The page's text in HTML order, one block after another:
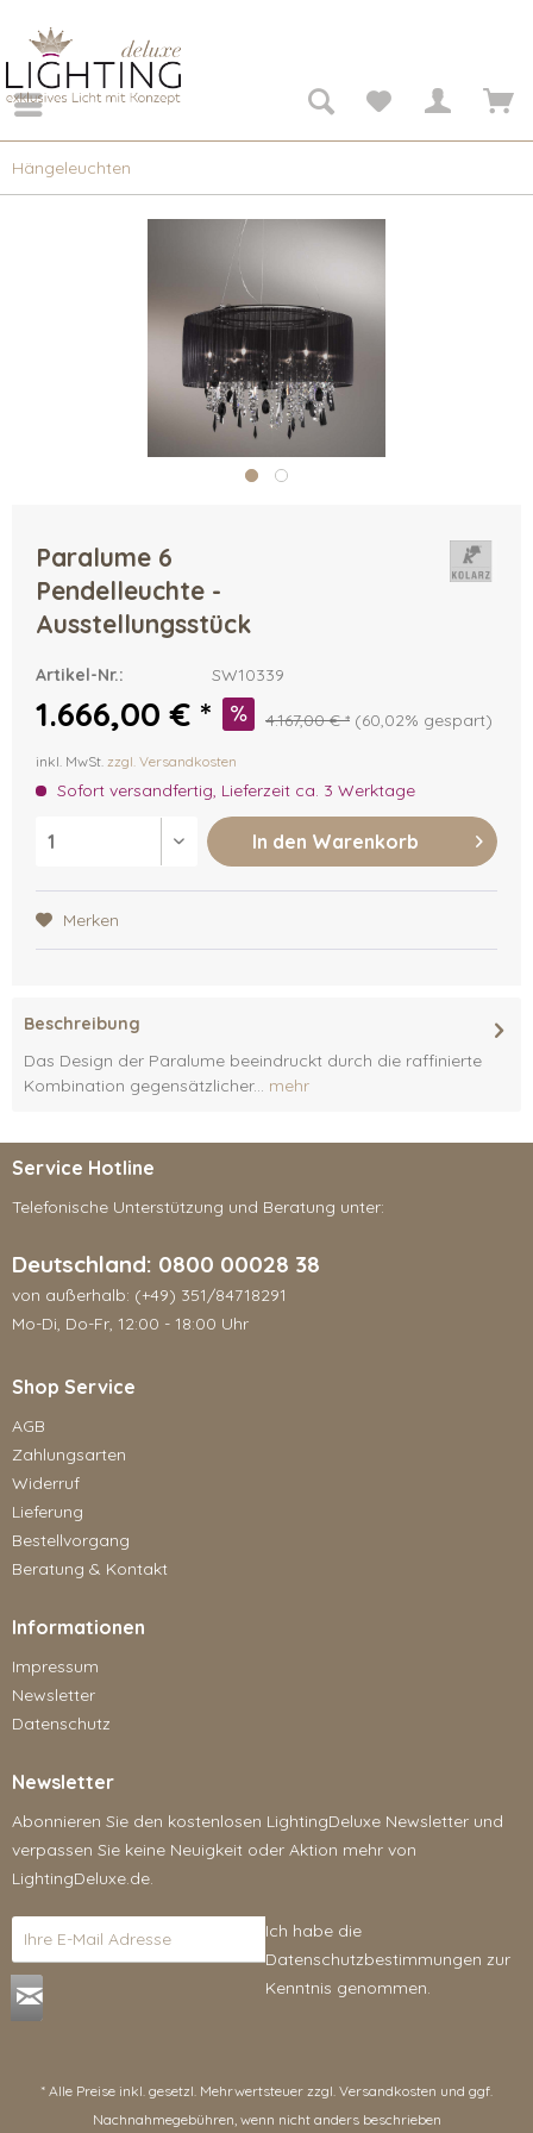
Hängeleuchten
Paralume 6
Pendelleuchte -
Ausstellungsstück
Artikel-Nr.: SW10339
1.666,00 € * 4.167,00 € * (60,02% gespart)
inkl. MwSt. zzgl. Versandkosten
Sofort versandfertig, Lieferzeit ca. 3 Werktage
In den Warenkorb
Merken
Beschreibung
Das Design der Paralume beeindruckt durch die raffinierte
Kombination gegensätzlicher... mehr
Service Hotline
Telefonische Unterstützung und Beratung unter:
Deutschland: 0800 00028 38
von außerhalb: (+49) 351/84718291
Mo-Di, Do-Fr, 12:00 - 18:00 Uhr
Shop Service
AGB
Zahlungsarten
Widerruf
Lieferung
Bestellvorgang
Beratung & Kontakt
Informationen
Impressum
Newsletter
Datenschutz
Newsletter
Abonnieren Sie den kostenlosen LightingDeluxe Newsletter und
verpassen Sie keine Neuigkeit oder Aktion mehr von
LightingDeluxe.de.
Ich habe die
Datenschutzbestimmungen zur
Kenntnis genommen.
* Alle Preise inkl. gesetzl. Mehrwertsteuer zzgl. Versandkosten und ggf.
Nachnahmegebühren, wenn nicht anders beschrieben